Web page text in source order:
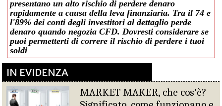
presentano un alto rischio di perdere denaro
rapidamente a causa della leva finanziaria. Tra il 74 e
l'89% dei conti degli investitori al dettaglio perde
denaro quando negozia CFD. Dovresti considerare se
puoi permetterti di correre il rischio di perdere i tuoi
soldi
IN EVIDENZA
MARKET MAKER, che cos’è?